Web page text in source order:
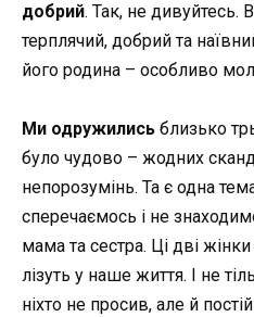
добрий. Так, не дивуйтесь.
терплячий, добрий та
його родина – особливо
Ми одружились близько
було чудово – жодних
непорозумінь. Та є одна
сперечаємось і не
мама та сестра. Ці дві
лізуть у наше життя. І не
ніхто не просив, але й